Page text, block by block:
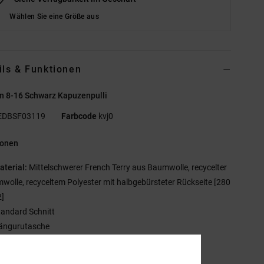
Wählen Sie eine Größe aus
& Funktionen
8-16 Schwarz Kapuzenpulli
Farbcode kvj0
Mittelschwerer French Terry aus Baumwolle, recycelter
recyceltem Polyester mit halbgebürsteter Rückseite [280
Schnitt